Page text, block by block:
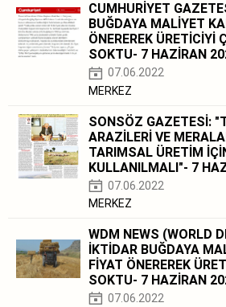
CUMHURİYET
BUĞDAYA MALİYET
ÖNEREREK ÜRETİCİYİ
SOKTU- 7 HAZİRAN
07.06.2022
MERKEZ
SONSÖZ GAZETESİ:
ARAZİLERİ VE
TARIMSAL ÜRETİM
KULLANILMALI"- 7
07.06.2022
MERKEZ
WDM NEWS (WORLD
İKTİDAR BUĞDAYA
FİYAT ÖNEREREK
SOKTU- 7 HAZİRAN
07.06.2022